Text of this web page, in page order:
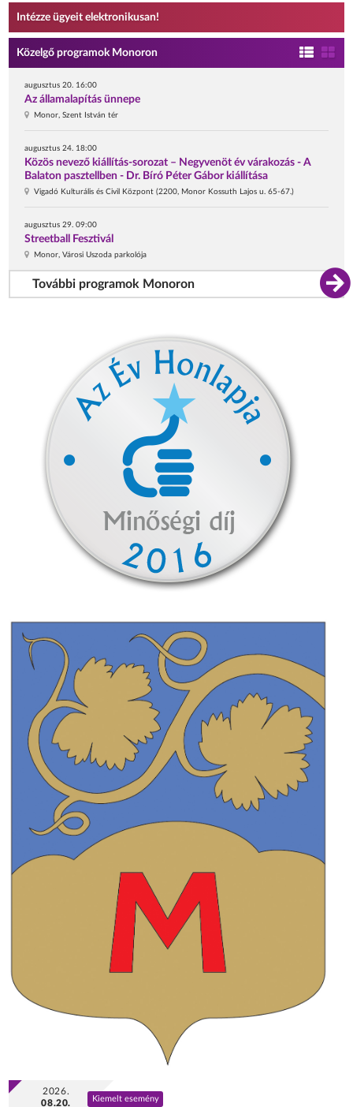
Intézze ügyeit elektronikusan!
Közelgő programok Monoron
augusztus 20. 16:00
Az államalapítás ünnepe
Monor, Szent István tér
augusztus 24. 18:00
Közös nevező kiállítás-sorozat – Negyvenöt év várakozás - A
Balaton pasztellben - Dr. Bíró Péter Gábor kiállítása
Vigadó Kulturális és Civil Központ (2200, Monor Kossuth Lajos u. 65-67.)
augusztus 29. 09:00
Streetball Fesztivál
Monor, Városi Uszoda parkolója
További programok Monoron
2026.
08.20.
Kiemelt esemény